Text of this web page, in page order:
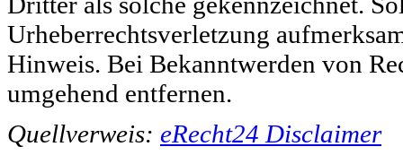
Urheberrechtsverletzung
Hinweis. Bei Bekanntwerden von
umgehend entfernen.
Quellverweis: eRecht24 Disclaimer